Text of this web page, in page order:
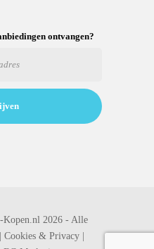
ontvangen?
2026 - Alle
Cookies & Privacy |